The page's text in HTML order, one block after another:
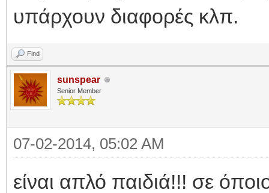
υπάρχουν διαφορές κλπ.
Find
sunspear
Senior Member
07-02-2014, 05:02 AM
είναι απλό παιδιά!!! σε